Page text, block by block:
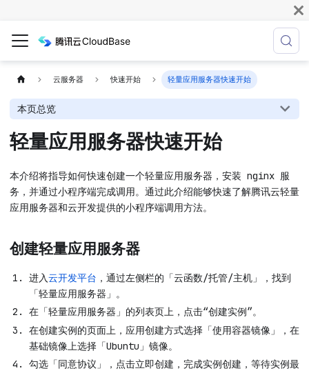
云服务器 快速开始 轻量应用服务器快速开始
本页总览
轻量应用服务器快速开始
本介绍将指导如何快速创建一个轻量应用服务器，安装 nginx 服
务，并通过小程序端完成调用。通过此介绍能够快速了解腾讯云轻量
应用服务器和云开发提供的小程序端调用方法。
创建轻量应用服务器
进入云开发平台 ，通过左侧栏的「云函数/托管/主机」，找到
「轻量应用服务器」。
在「轻量应用服务器」的列表页上，点击“创建实例”。
在创建实例的页面上，应用创建方式选择「使用容器镜像」，在
基础镜像上选择「Ubuntu」镜像。
勾选「同意协议」，点击立即创建，完成实例创建，等待实例最